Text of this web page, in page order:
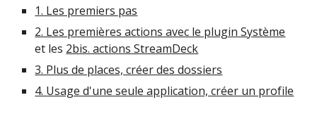
1. Les premiers pas
2. Les premières actions avec le plugin Système
et les 2bis. actions StreamDeck
3. Plus de places, créer des dossiers
4. Usage d'une seule application, créer un profile